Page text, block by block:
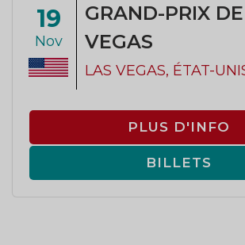
19
Nov
GRAND-PRIX
VEGAS
LAS VEGAS, ÉTAT-
PLUS D'INFO
BILLETS